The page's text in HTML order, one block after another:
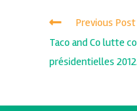
Previous Post
Taco and Co lutte
présidentielles 2012.